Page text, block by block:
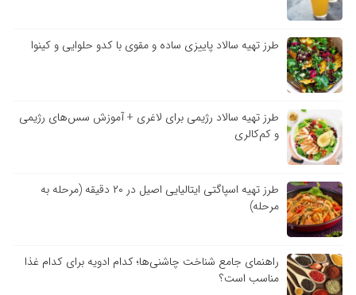
طرز تهیه سالاد پاییزی ساده و مقوی با کدو حلوایی و کینوا
طرز تهیه سالاد رژیمی برای لاغری + آموزش سس‌های رژیمی
و کم‌کالری
طرز تهیه اسپاگتی ایتالیایی اصیل در ۲۰ دقیقه (مرحله به
مرحله)
راهنمای جامع شناخت چاشنی‌ها؛ کدام ادویه برای کدام غذا
مناسب است؟